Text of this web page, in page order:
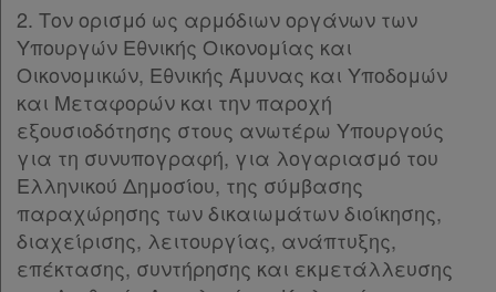
2. Τον ορισμό ως αρμόδιων οργάνων των
Υπουργών Εθνικής Οικονομίας και
Οικονομικών, Εθνικής Άμυνας και Υποδομών
και Μεταφορών και την παροχή
εξουσιοδότησης στους ανωτέρω Υπουργούς
για τη συνυπογραφή, για λογαριασμό του
Ελληνικού Δημοσίου, της σύμβασης
παραχώρησης των δικαιωμάτων διοίκησης,
διαχείρισης, λειτουργίας, ανάπτυξης,
επέκτασης, συντήρησης και εκμετάλλευσης